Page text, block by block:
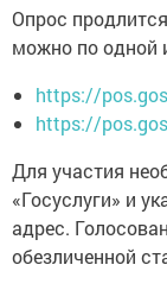
Опрос
можно по одной
https://
https://
Для участия
«Госуслуги» и
адрес.
обезличенной